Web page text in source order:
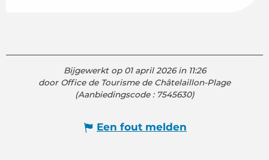
Bijgewerkt op 01 april 2026 in 11:26
door Office de Tourisme de Châtelaillon-Plage
(Aanbiedingscode : 7545630)
Een fout melden